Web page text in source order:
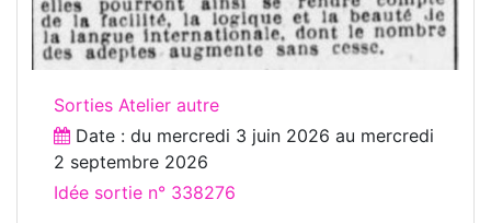
Sorties Atelier autre
Date : du mercredi 3 juin 2026 au mercredi
2 septembre 2026
Idée sortie n° 338276